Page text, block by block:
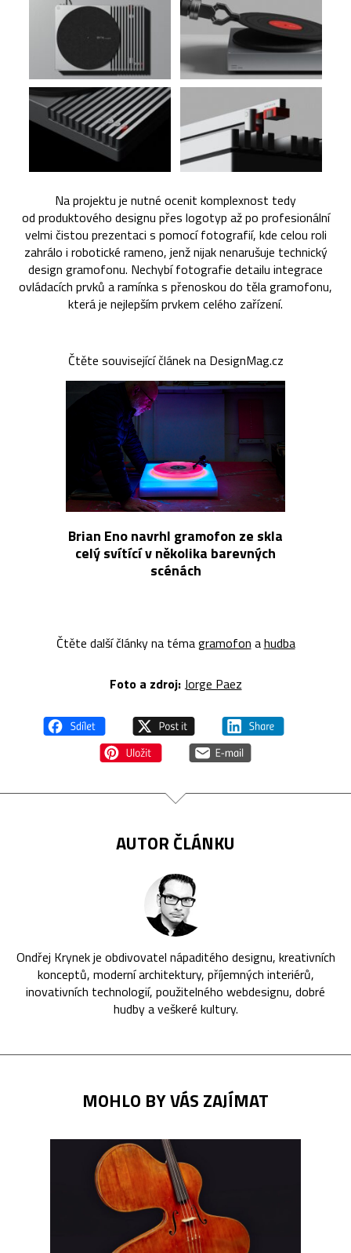
Na projektu je nutné ocenit komplexnost tedy
od produktového designu přes logotyp až po profesionální
velmi čistou prezentaci s pomocí fotografií, kde celou roli
zahrálo i robotické rameno, jenž nijak nenarušuje technický
design gramofonu. Nechybí fotografie detailu integrace
ovládacích prvků a ramínka s přenoskou do těla gramofonu,
která je nejlepším prvkem celého zařízení.
Čtěte související článek na DesignMag.cz
Brian Eno navrhl gramofon ze skla
celý svítící v několika barevných
scénách
Čtěte další články na témagramofon ahudba
Foto a zdroj:Jorge Paez
AUTOR ČLÁNKU
Ondřej Krynek je obdivovatel nápaditého designu, kreativních
konceptů, moderní architektury, příjemných interiérů,
inovativních technologií, použitelného webdesignu, dobré
hudby a veškeré kultury.
MOHLO BY VÁS ZAJÍMAT